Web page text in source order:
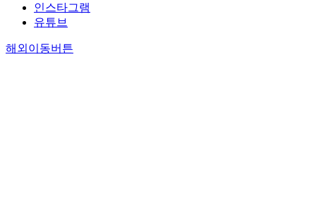
인스타그램
유튜브
해외이동버튼